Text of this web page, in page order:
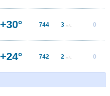
+30° 744 3 м/с 0
+24° 742 2 м/с 0